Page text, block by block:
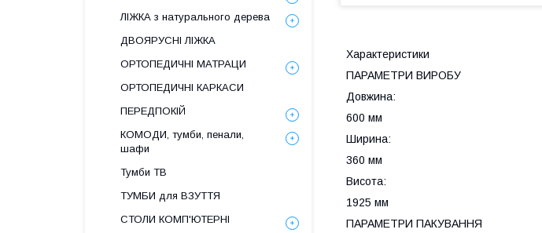
Характеристики
ПАРАМЕТРИ ВИРОБУ
Довжина:
600 мм
Ширина:
360 мм
Висота:
1925 мм
ПАРАМЕТРИ ПАКУВАННЯ
ЛІЖКА з натурального дерева
ДВОЯРУСНІ ЛІЖКА
ОРТОПЕДИЧНІ МАТРАЦИ
ОРТОПЕДИЧНІ КАРКАСИ
ПЕРЕДПОКІЙ
КОМОДИ, тумби, пенали,
шафи
Тумби ТВ
ТУМБИ для ВЗУТТЯ
СТОЛИ КОМП'ЮТЕРНІ